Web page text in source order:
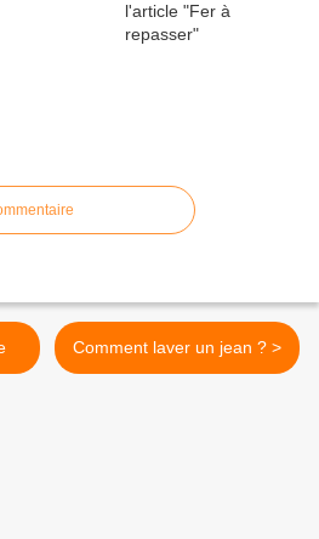
Comment laver un jean ? >